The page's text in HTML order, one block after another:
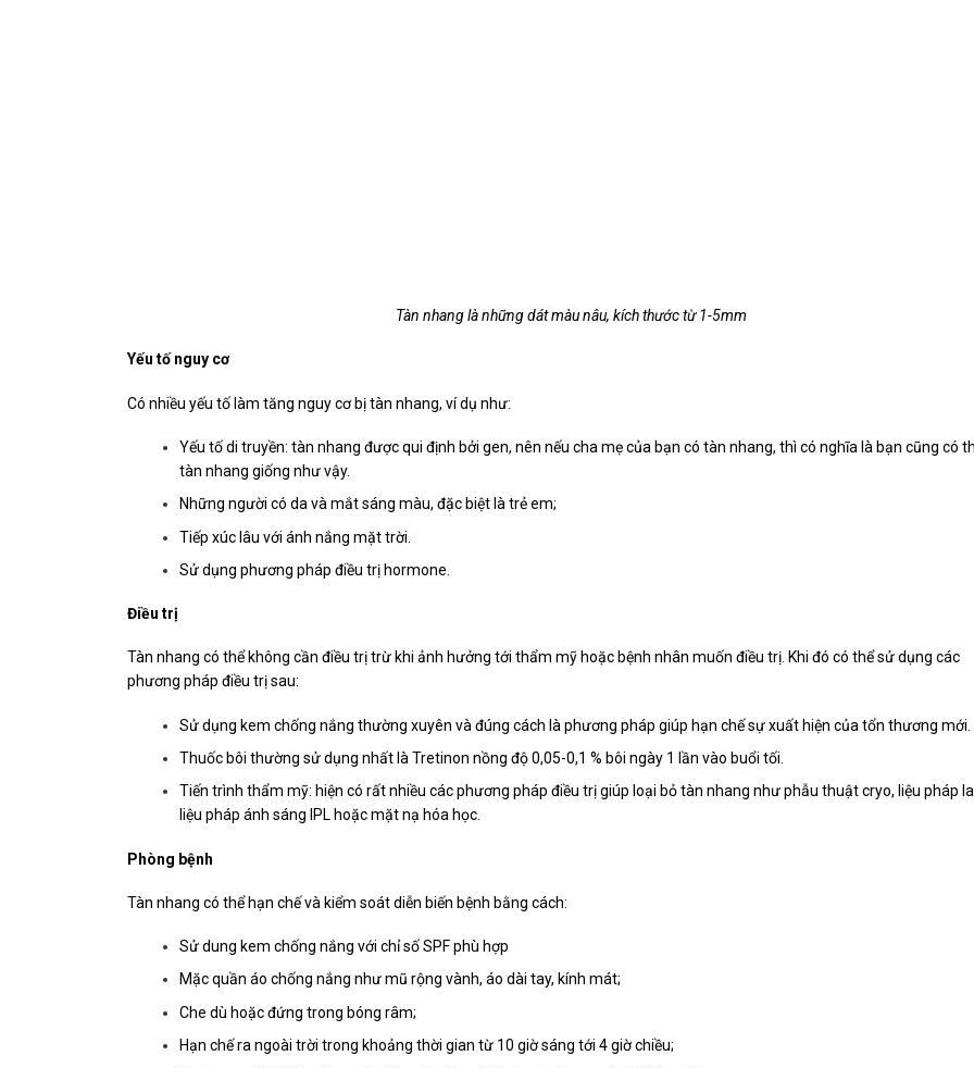
Tàn nhang là những dát màu nâu, kích thước từ 1-5mm
Yếu tố nguy cơ
Có nhiều yếu tố làm tăng nguy cơ bị tàn nhang, ví dụ như:
Yếu tố di truyền: tàn nhang được qui định bởi gen, nên nếu cha mẹ của bạn có tàn nhang, thì có nghĩa là bạn cũng có
tàn nhang giống như vậy.
Những người có da và mắt sáng màu, đặc biệt là trẻ em;
Tiếp xúc lâu với ánh nắng mặt trời.
Sử dụng phương pháp điều trị hormone.
Điều trị
Tàn nhang có thể không cần điều trị trừ khi ảnh hưởng tới thẩm mỹ hoặc bệnh nhân muốn điều trị. Khi đó có thể sử dụng các
phương pháp điều trị sau:
Sử dụng kem chống nắng thường xuyên và đúng cách là phương pháp giúp hạn chế sự xuất hiện của tổn thương mới.
Thuốc bôi thường sử dụng nhất là Tretinon nồng độ 0,05-0,1 % bôi ngày 1 lần vào buổi tối.
Tiến trình thẩm mỹ: hiện có rất nhiều các phương pháp điều trị giúp loại bỏ tàn nhang như phẫu thuật cryo, liệu pháp
liệu pháp ánh sáng IPL hoặc mặt nạ hóa học.
Phòng bệnh
Tàn nhang có thể hạn chế và kiểm soát diễn biến bệnh bằng cách:
Sử dung kem chống nắng với chỉ số SPF phù hợp
Mặc quần áo chống nắng như mũ rộng vành, áo dài tay, kính mát;
Che dù hoặc đứng trong bóng râm;
Hạn chế ra ngoài trời trong khoảng thời gian từ 10 giờ sáng tới 4 giờ chiều;